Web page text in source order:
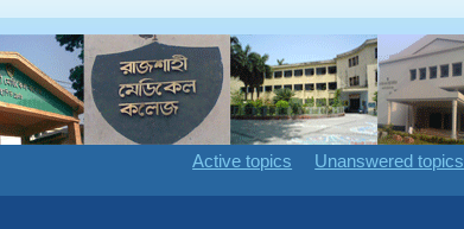
Active topics Unanswered topics